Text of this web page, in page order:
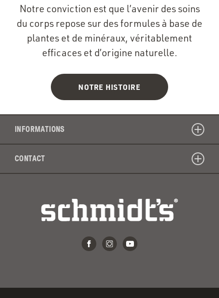
Notre conviction est que l’avenir des soins
du corps repose sur des formules à base de
plantes et de minéraux, véritablement
efficaces et d’origine naturelle.
NOTRE HISTOIRE
INFORMATIONS
CONTACT